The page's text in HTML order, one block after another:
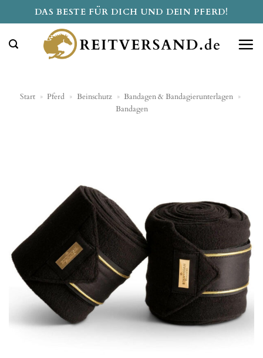
Inhalt
springen
DAS BESTE FÜR DICH UND DEIN PFERD!
Start » Pferd » Beinschutz » Bandagen & Bandagierunterlagen »
Bandagen